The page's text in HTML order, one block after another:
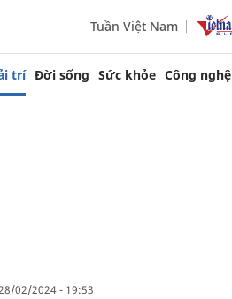
Tuần Việt Nam
trí Đời sống Sức khỏe Công nghệ
02/2024 - 19:53